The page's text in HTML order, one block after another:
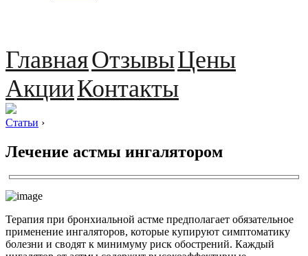
ГлавнаяОтзывыЦены
АкцииКонтакты
Статьи ›
Лечение астмы ингалятором
Терапия при бронхиальной астме предполагает обязательное
применение ингаляторов, которые купируют симптоматику
болезни и сводят к минимуму риск обострений. Каждый